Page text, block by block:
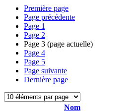
Première page
Page précédente
Page 1
Page 2
Page 3 (page actuelle)
Page 4
Page 5
Page suivante
Dernière page
Nom